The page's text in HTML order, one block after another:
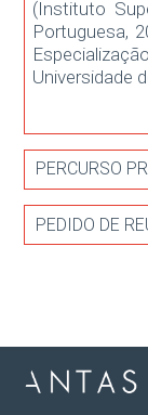
(Instituto
Portuguesa,
Universidade
PERCURSO
PEDIDO DE